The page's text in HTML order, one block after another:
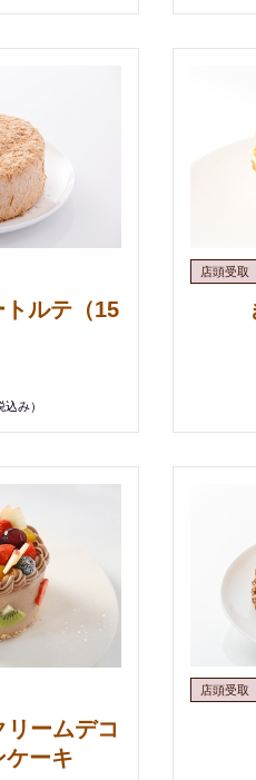
ルテ（15
込み）
ームデコ
ケーキ